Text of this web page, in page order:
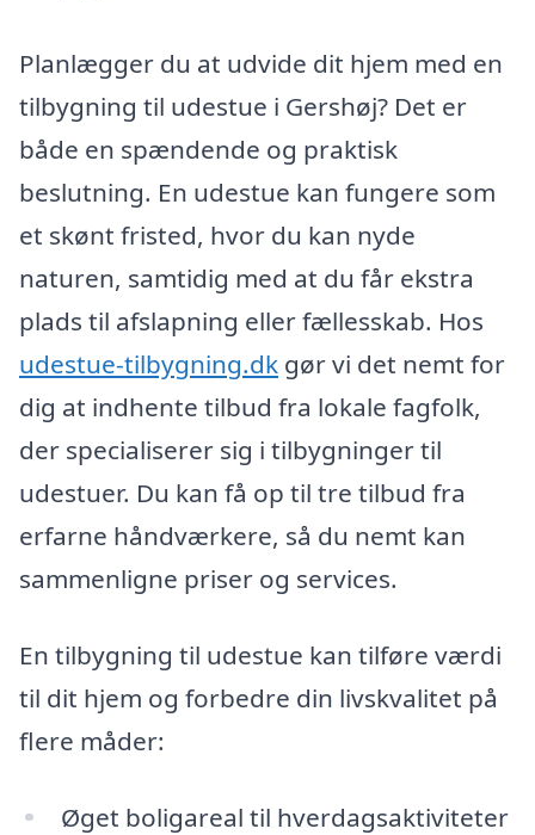
Planlægger du at udvide dit hjem med en
tilbygning til udestue i Gershøj? Det er
både en spændende og praktisk
beslutning. En udestue kan fungere som
et skønt fristed, hvor du kan nyde
naturen, samtidig med at du får ekstra
plads til afslapning eller fællesskab. Hos
udestue-tilbygning.dk gør vi det nemt for
dig at indhente tilbud fra lokale fagfolk,
der specialiserer sig i tilbygninger til
udestuer. Du kan få op til tre tilbud fra
erfarne håndværkere, så du nemt kan
sammenligne priser og services.
En tilbygning til udestue kan tilføre værdi
til dit hjem og forbedre din livskvalitet på
flere måder:
Øget boligareal til hverdagsaktiviteter